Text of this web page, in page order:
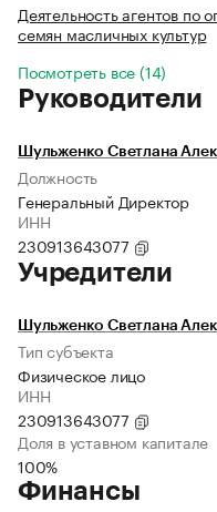
Деятельность агентов по
семян масличных культур
Посмотреть все (14)
Руководители
Шульженко Светлана
Должность
Генеральный Директор
ИНН
230913643077
Учредители
Шульженко Светлана
Тип субъекта
Физическое лицо
ИНН
230913643077
Доля в уставном капитале
100%
Финансы